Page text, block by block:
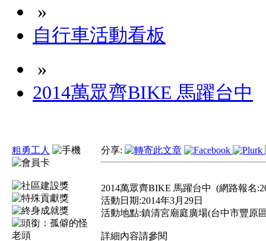
»
自行車活動看板
»
2014萬眾齊BIKE 馬躍台中
粗勇工人 分享:
2014萬眾齊BIKE 馬躍台中 (網路報名
活動日期:2014年3月29日
活動地點:鎮清宮廟庭廣場(台中市豐原
詳細內容請參閱